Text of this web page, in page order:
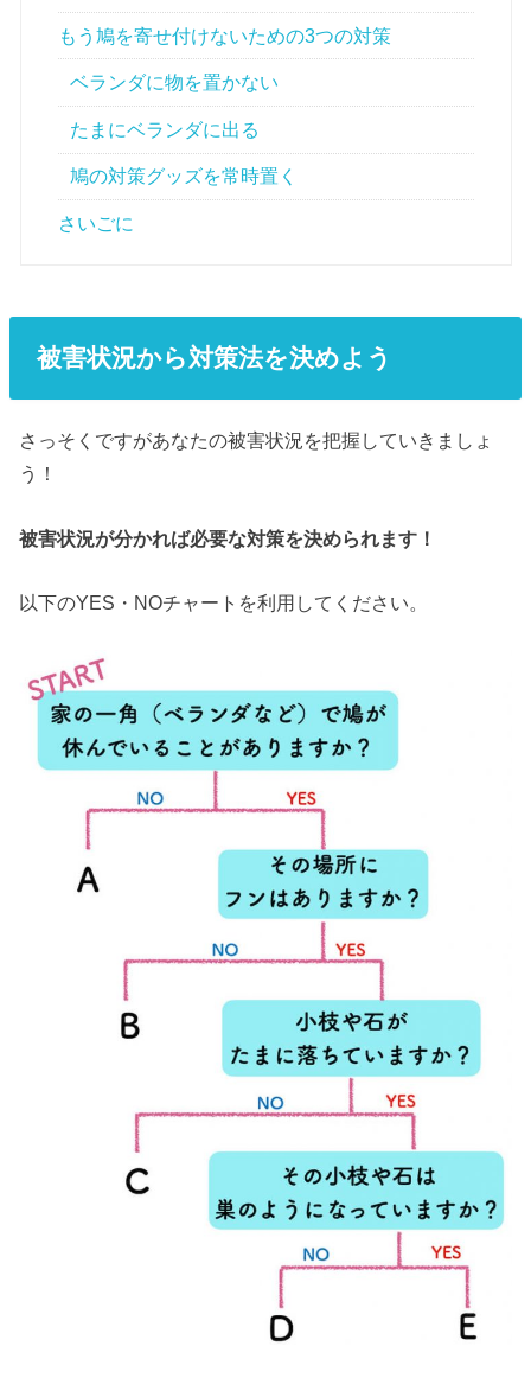
もう鳩を寄せ付けないための3つの対策
ベランダに物を置かない
たまにベランダに出る
鳩の対策グッズを常時置く
さいごに
被害状況から対策法を決めよう
さっそくですがあなたの被害状況を把握していきましょ
う！
被害状況が分かれば必要な対策を決められます！
以下のYES・NOチャートを利用してください。